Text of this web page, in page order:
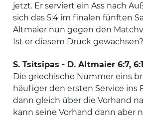
jetzt. Er serviert ein Ass nach
sich das 5:4 im finalen fünften
Altmaier nun gegen den
Ist er diesem Druck gewachsen?
S. Tsitsipas - D. Altmaier 6:7,
Die griechische Nummer eins
häufiger den ersten Service ins
dann gleich über die Vorhand
kann seine Vorhand dann aber